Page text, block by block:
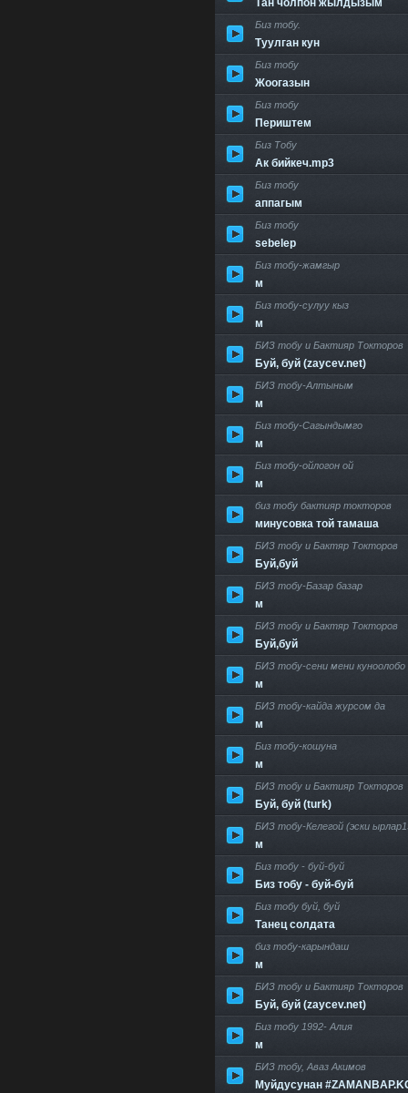
Тан чолпон жылдызым
Биз тобу.
Туулган кун
Биз тобу
Жоогазын
Биз тобу
Периштем
Биз Тобу
Ак бийкеч.mp3
Биз тобу
аппагым
Биз тобу
sebelep
Биз тобу-жамгыр
м
Биз тобу-сулуу кыз
м
БИЗ тобу и Бактияр Токторов
Буй, буй (zaycev.net)
БИЗ тобу-Алтыным
м
Биз тобу-Сагындымго
м
Биз тобу-ойлогон ой
м
биз тобу бактияр токторов
минусовка той тамаша
БИЗ тобу и Бактяр Токторов
Буй,буй
БИЗ тобу-Базар базар
м
БИЗ тобу и Бактяр Токторов
Буй,буй
БИЗ тобу-сени мени куноолобо
м
БИЗ тобу-кайда журсом да
м
Биз тобу-кошуна
м
БИЗ тобу и Бактияр Токторов
Буй, буй (turk)
БИЗ тобу-Келегой (эски
м
Биз тобу - буй-буй
Биз тобу - буй-буй
Биз тобу буй, буй
Танец солдата
биз тобу-карындаш
м
БИЗ тобу и Бактияр Токторов
Буй, буй (zaycev.net)
Биз тобу 1992- Алия
м
БИЗ тобу, Аваз Акимов
Муйдусунан